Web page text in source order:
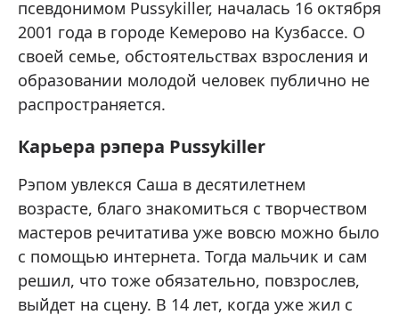
псевдонимом Pussykiller, началась 16 октября
2001 года в городе Кемерово на Кузбассе. О
своей семье, обстоятельствах взросления и
образовании молодой человек публично не
распространяется.
Карьера рэпера Pussykiller
Рэпом увлекся Саша в десятилетнем
возрасте, благо знакомиться с творчеством
мастеров речитатива уже вовсю можно было
с помощью интернета. Тогда мальчик и сам
решил, что тоже обязательно, повзрослев,
выйдет на сцену. В 14 лет, когда уже жил с